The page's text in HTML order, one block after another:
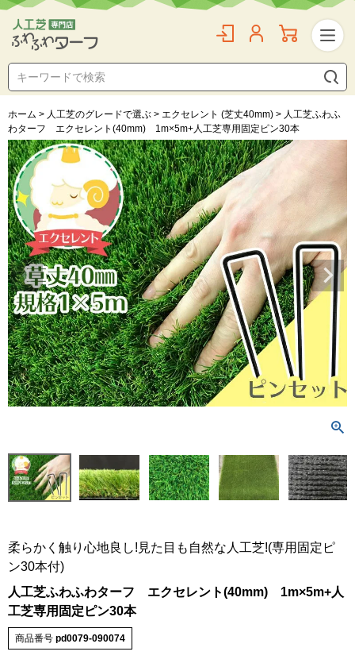
ホーム 人工芝のグレードで選ぶ エクセレント (芝丈40mm)
人工芝ふわふ
わターフ エクセレント(40mm) 1m×5m+人工芝専用固定ピン30本
柔らかく触り心地良し!見た目も自然な人工芝!(専用固定ピ
ン30本付)
人工芝ふわふわターフ エクセレント(40mm) 1m×5m+人
工芝専用固定ピン30本
商品番号 pd0079-090074